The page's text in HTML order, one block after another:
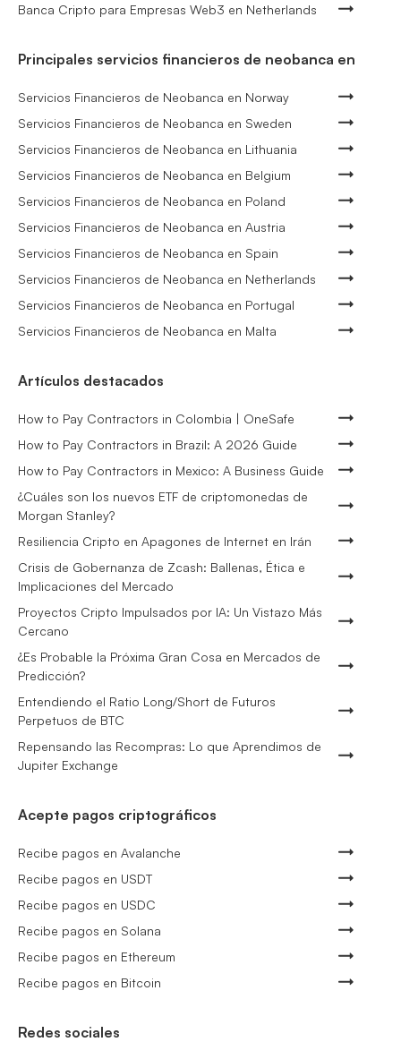
Banca Cripto para Empresas Web3 en Netherlands
Principales servicios financieros de neobanca en
Servicios Financieros de Neobanca en Norway
Servicios Financieros de Neobanca en Sweden
Servicios Financieros de Neobanca en Lithuania
Servicios Financieros de Neobanca en Belgium
Servicios Financieros de Neobanca en Poland
Servicios Financieros de Neobanca en Austria
Servicios Financieros de Neobanca en Spain
Servicios Financieros de Neobanca en Netherlands
Servicios Financieros de Neobanca en Portugal
Servicios Financieros de Neobanca en Malta
Artículos destacados
How to Pay Contractors in Colombia | OneSafe
How to Pay Contractors in Brazil: A 2026 Guide
How to Pay Contractors in Mexico: A Business Guide
¿Cuáles son los nuevos ETF de criptomonedas de
Morgan Stanley?
Resiliencia Cripto en Apagones de Internet en Irán
Crisis de Gobernanza de Zcash: Ballenas, Ética e
Implicaciones del Mercado
Proyectos Cripto Impulsados por IA: Un Vistazo Más
Cercano
¿Es Probable la Próxima Gran Cosa en Mercados de
Predicción?
Entendiendo el Ratio Long/Short de Futuros
Perpetuos de BTC
Repensando las Recompras: Lo que Aprendimos de
Jupiter Exchange
Acepte pagos criptográficos
Recibe pagos en Avalanche
Recibe pagos en USDT
Recibe pagos en USDC
Recibe pagos en Solana
Recibe pagos en Ethereum
Recibe pagos en Bitcoin
Redes sociales